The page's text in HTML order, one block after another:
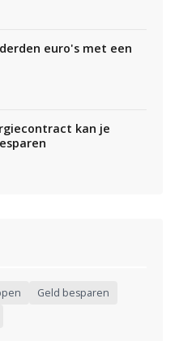
euro's met een
kan je
Geld besparen